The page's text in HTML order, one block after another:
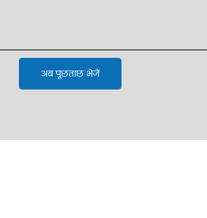
अब पूछताछ भेजें